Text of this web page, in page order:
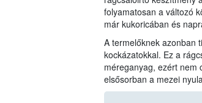
folyamatosan a változó
már kukoricában és
A termelőknek azonban
kockázatokkal. Ez a
méreganyag, ezért nem
elsősorban a mezei